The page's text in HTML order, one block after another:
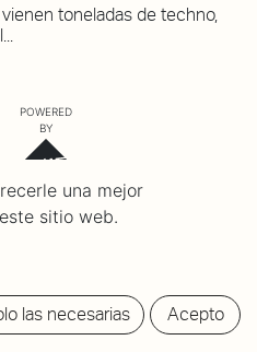
toneladas de techno,
POWERED
BY
una mejor
sitio web.
las necesarias Acepto